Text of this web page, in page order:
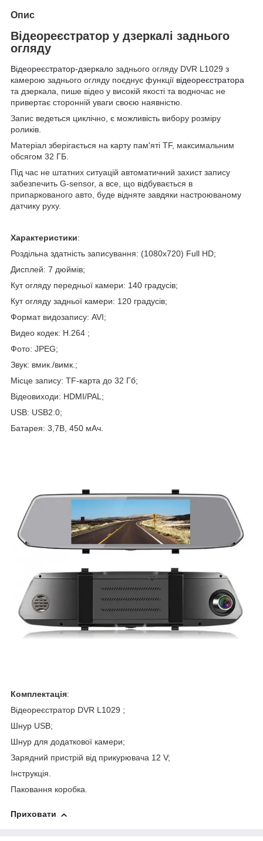
Опис
Відеореєстратор у дзеркалі заднього
огляду
Відеореєстратор-дзеркало заднього огляду DVR L1029 з
камерою заднього огляду поєднує функції відеореєстратора
та дзеркала, пише відео у високій якості та водночас не
привертає сторонній уваги своєю наявністю.
Запис ведеться циклічно, є можливість вибору розміру
роликів.
Матеріал зберігається на карту пам'яті TF, максимальним
обсягом 32 ГБ.
Під час не штатних ситуацій автоматичний захист запису
забезпечить G-sensor, а все, що відбувається в
припаркованого авто, буде відняте завдяки настроюваному
датчику руху.
Характеристики:
Роздільна здатність записування: (1080x720) Full HD;
Дисплей: 7 дюймів;
Кут огляду передньої камери: 140 градусів;
Кут огляду задньої камери: 120 градусів;
Формат видозапису: AVI;
Видео кодек: H.264 ;
Фото: JPEG;
Звук: вмик./вимк.;
Місце запису: TF-карта до 32 Гб;
Відеовиходи: HDMI/PAL;
USB: USB2.0;
Батарея: 3,7В, 450 мАч.
Комплектація:
Відеореєстратор DVR L1029 ;
Шнур USB;
Шнур для додаткової камери;
Зарядний пристрій від прикурювача 12 V;
Інструкція.
Паковання коробка.
Приховати